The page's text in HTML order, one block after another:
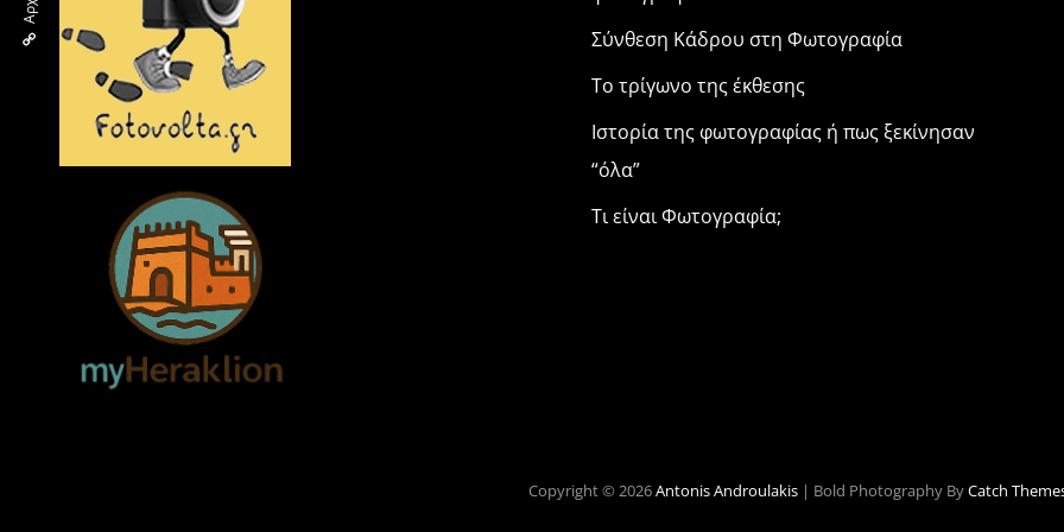
Σύνθεση Κάδρου στη Φωτογραφία
Το τρίγωνο της έκθεσης
Ιστορία της φωτογραφίας ή πως ξεκίνησαν
“όλα”
Τι είναι Φωτογραφία;
Copyright © 2026Antonis Androulakis | Bold Photography ByCatch